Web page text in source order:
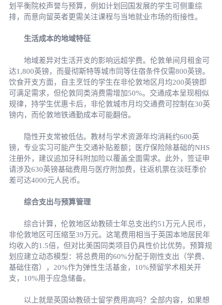
划平衡院校声誉与预算，例如计划回国发展的学生可侧重综
排，而意向留英者更需关注课程与当地就业市场的衔接性。
生活成本的地域特征
地域差异对生活开支的影响远超学费。伦敦单间月租金可
达1,800英镑，而曼彻斯特等城市同等住宿条件仅需800英镑。
饮食开支方面，自主烹饪的学生在非伦敦地区月均200英镑即
可满足需求，但伦敦同类消费需增加50%。交通成本呈现相似
规律，持学生优惠卡后，非伦敦城市月均交通费可控制在30英
镑内，而伦敦地铁通勤成本可能翻倍。
隐性开支常被低估。教材与学术资源年均消耗约600英
镑，专业实习可能产生交通补贴差额；医疗保险除基础的NHS
注册外，建议追加牙科附加险以覆盖全面需求。此外，签证申
请涉及630英镑基础费用与医疗附加费，往返机票在淡旺季价
差可达4000元人民币。
综合支出与预算管理
综合计算，伦敦地区幼教硕士年总支出约51万元人民币，
非伦敦地区可压缩至39万元。这笔费用相当于英国本地居民年
均收入的1.5倍，但对比美国同类项目仍具性价比优势。预算规
划应建立动态模型：将总费用的60%分配于刚性支出（学费、
基础住宿），20%作为弹性生活基金，10%预留学术相关开
支，10%用于应急储备。
以上就是英国幼教硕士留学费用高吗？全部内容，如果想